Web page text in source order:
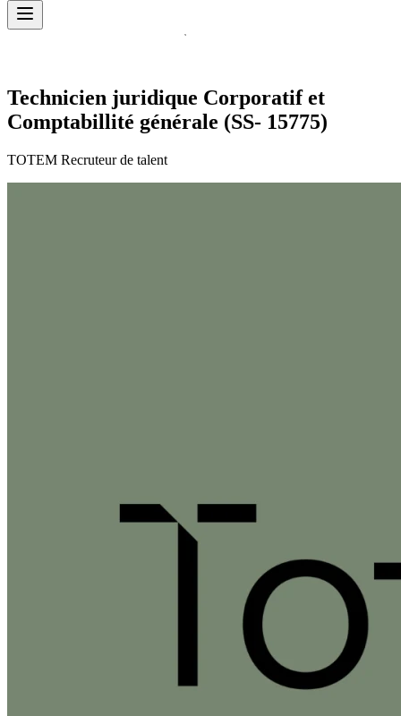
Technicien juridique Corporatif et
Comptabillité générale (SS- 15775)
TOTEM Recruteur de talent